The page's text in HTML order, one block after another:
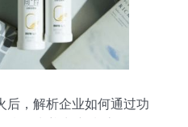
后，解析企业如何通过功